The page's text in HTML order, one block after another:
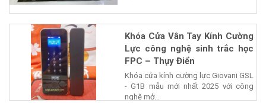
Khóa Cửa Vân Tay Kính Cường
Lực công nghệ sinh trắc học
FPC – Thụy Điển
Khóa cửa kính cường lực Giovani GSL
- G1B mẫu mới nhất 2025 với công
nghệ mở...